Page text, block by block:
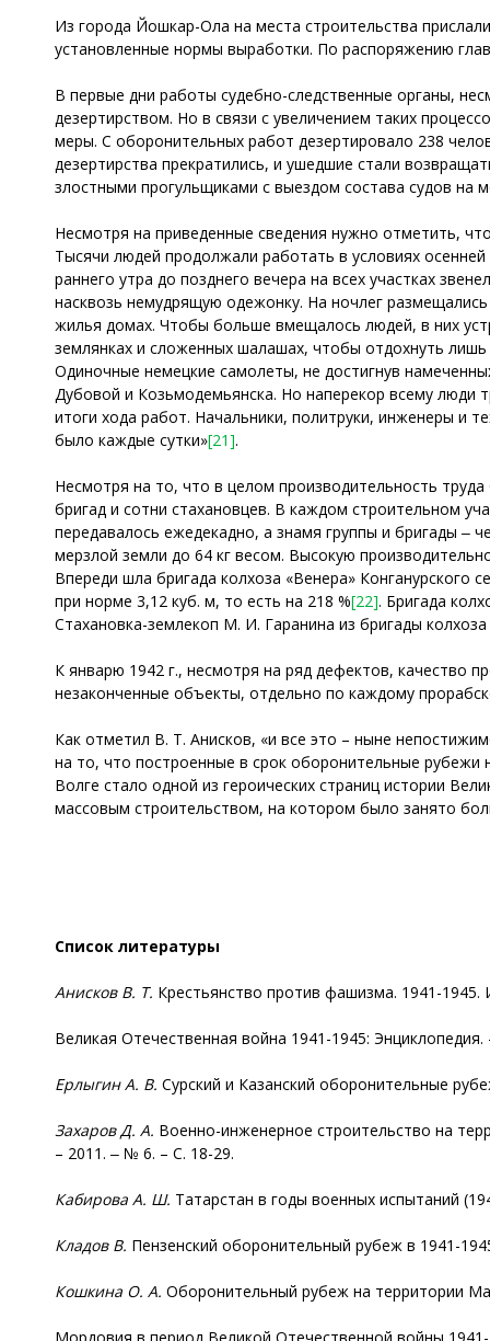
Из города Йошкар-Ола на места строительства
установленные нормы выработки. По распоряжению
В первые дни работы судебно-следственные органы,
дезертирством. Но в связи с увеличением таких
меры. С оборонительных работ дезертировало 238
дезертирства прекратились, и ушедшие стали
злостными прогульщиками с выездом состава судов на
Несмотря на приведенные сведения нужно отметить,
Тысячи людей продолжали работать в условиях
раннего утра до позднего вечера на всех участках
насквозь немудрящую одежонку. На ночлег
жилья домах. Чтобы больше вмещалось людей, в них
землянках и сложенных шалашах, чтобы отдохнуть
Одиночные немецкие самолеты, не достигнув
Дубовой и Козьмодемьянска. Но наперекор всему люди
итоги хода работ. Начальники, политруки, инженеры и
было каждые сутки»[21].
Несмотря на то, что в целом производительность
бригад и сотни стахановцев. В каждом строительном
передавалось ежедекадно, а знамя группы и бригады ‒
мерзлой земли до 64 кг весом. Высокую
Впереди шла бригада колхоза «Венера» Конганурского
при норме 3,12 куб. м, то есть на 218 %[22]. Бригада
Стахановка-землекоп М. И. Гаранина из бригады
К январю 1942 г., несмотря на ряд дефектов, качество
незаконченные объекты, отдельно по каждому
Как отметил В. Т. Анисков, «и все это – ныне
на то, что построенные в срок оборонительные
Волге стало одной из героических страниц истории
массовым строительством, на котором было занято
Список литературы
АнисковВ. Т. Крестьянство против фашизма. 1941-1945.
Великая Отечественная война 1941-1945:
ЕрлыгинА. В. Сурский и Казанский оборонительные
Захаров Д. А. Военно-инженерное строительство на
– 2011. ‒ № 6. – С. 18-29.
Кабирова А. Ш. Татарстан в годы военных испытаний
Кладов В. Пензенский оборонительный рубеж в 1941-
Кошкина О. А. Оборонительный рубеж на территории